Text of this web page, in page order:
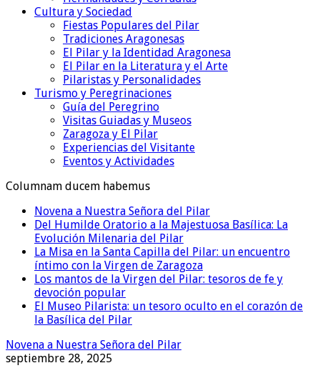
Cultura y Sociedad
Fiestas Populares del Pilar
Tradiciones Aragonesas
El Pilar y la Identidad Aragonesa
El Pilar en la Literatura y el Arte
Pilaristas y Personalidades
Turismo y Peregrinaciones
Guía del Peregrino
Visitas Guiadas y Museos
Zaragoza y El Pilar
Experiencias del Visitante
Eventos y Actividades
Columnam ducem habemus
Novena a Nuestra Señora del Pilar
Del Humilde Oratorio a la Majestuosa Basílica: La
Evolución Milenaria del Pilar
La Misa en la Santa Capilla del Pilar: un encuentro
íntimo con la Virgen de Zaragoza
Los mantos de la Virgen del Pilar: tesoros de fe y
devoción popular
El Museo Pilarista: un tesoro oculto en el corazón de
la Basílica del Pilar
Novena a Nuestra Señora del Pilar
septiembre 28, 2025